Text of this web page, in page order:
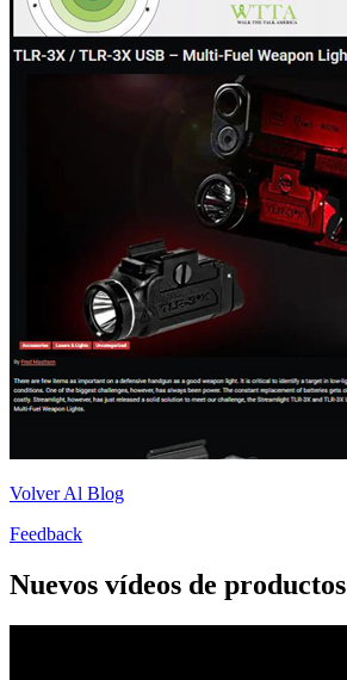
Volver Al Blog
Feedback
Nuevos vídeos de productos